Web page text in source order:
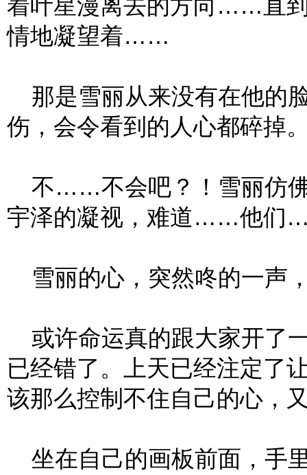
着叶星漫离去的方向……直
情地凝望着……
那是雪丽从来没有在他的
伤，会令看到的人心都碎掉
不……不会吧？！雪丽仿佛
宇泽的凝视，难道……他
雪丽的心，突然咚的一声
或许命运真的跟大家开了
已经错了。上天已经注定了
该那么控制不住自己的心
坐在自己的画板前面，手